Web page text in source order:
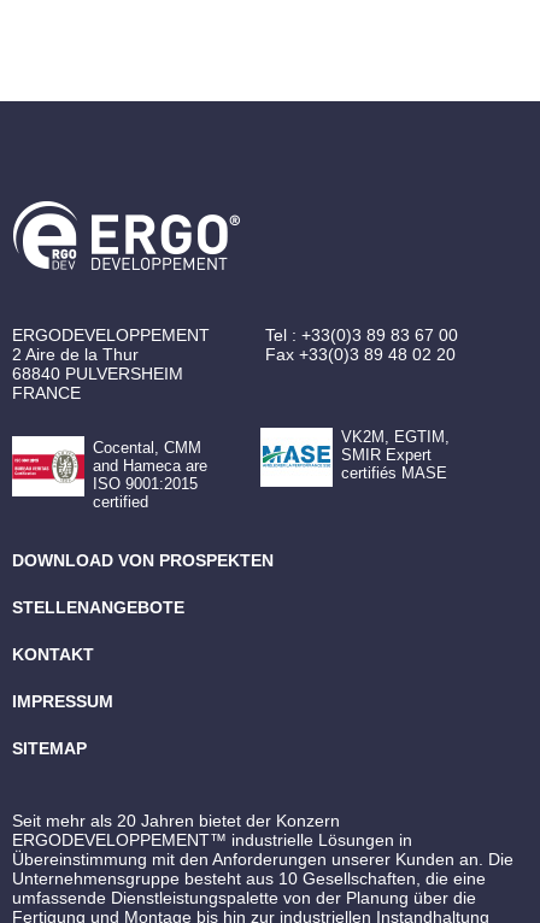
ERGODEVELOPPEMENT
2 Aire de la Thur
68840 PULVERSHEIM
FRANCE
Tel :+33(0)3 89 83 67 00
Fax+33(0)3 89 48 02 20
Cocental, CMM
and Hameca are
ISO 9001:2015
certified
VK2M, EGTIM,
SMIR Expert
certifiés MASE
DOWNLOAD VON PROSPEKTEN
STELLENANGEBOTE
KONTAKT
IMPRESSUM
SITEMAP
Seit mehr als 20 Jahren bietet der Konzern
ERGODEVELOPPEMENT™ industrielle Lösungen in
Übereinstimmung mit den Anforderungen unserer Kunden an. Die
Unternehmensgruppe besteht aus 10 Gesellschaften, die eine
umfassende Dienstleistungspalette von der Planung über die
Fertigung und Montage bis hin zur industriellen Instandhaltung